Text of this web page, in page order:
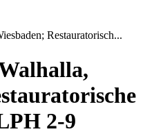
Restauratorisch...
2-9